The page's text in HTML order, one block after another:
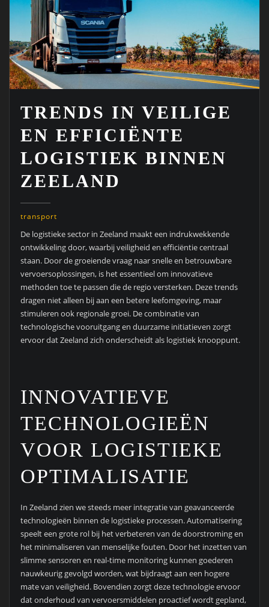
TRENDS IN VEILIGE
EN EFFICIËNTE
LOGISTIEK BINNEN
ZEELAND
transport
De logistieke sector in Zeeland maakt een indrukwekkende
ontwikkeling door, waarbij veiligheid en efficiëntie centraal
staan. Door de groeiende vraag naar snelle en betrouwbare
vervoersoplossingen, is het essentieel om innovatieve
methoden toe te passen die de regio versterken. Deze trends
dragen niet alleen bij aan een betere leefomgeving, maar
stimuleren ook regionale groei. De combinatie van
technologische vooruitgang en duurzame initiatieven zorgt
ervoor dat Zeeland zich onderscheidt als logistiek knooppunt.
INNOVATIEVE
TECHNOLOGIEËN
VOOR LOGISTIEKE
OPTIMALISATIE
In Zeeland zien we steeds meer integratie van geavanceerde
technologieën binnen de logistieke processen. Automatisering
speelt een grote rol bij het verbeteren van de doorstroming en
het minimaliseren van menselijke fouten. Door het inzetten van
slimme sensoren en real-time monitoring kunnen goederen
nauwkeurig gevolgd worden, wat bijdraagt aan een hogere
mate van veiligheid. Bovendien zorgt deze technologie ervoor
dat onderhoud van vervoersmiddelen proactief wordt gepland,